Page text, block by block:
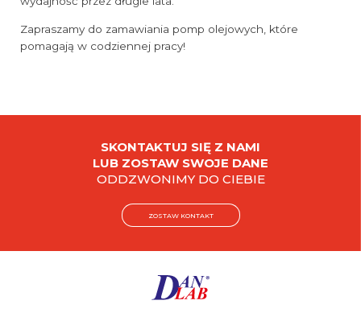
Zapraszamy do zamawiania pomp olejowych, które
pomagają w codziennej pracy!
SKONTAKTUJ SIĘ Z NAMI
LUB ZOSTAW SWOJE DANE
ODDZWONIMY DO CIEBIE
ZOSTAW KONTAKT